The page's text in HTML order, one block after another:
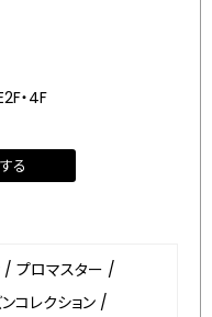
・4F
る
/ プロマスター /
コレクション /